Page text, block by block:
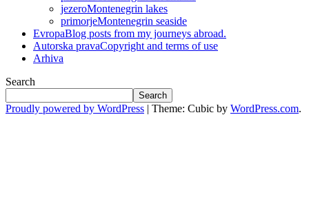
jezeroMontenegrin lakes
primorjeMontenegrin seaside
EvropaBlog posts from my journeys abroad.
Autorska pravaCopyright and terms of use
Arhiva
Search
Search
Proudly powered by WordPress Theme: Cubic by WordPress.com.